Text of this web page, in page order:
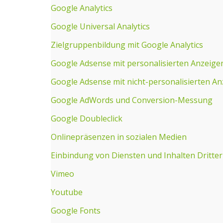
Google Analytics
Google Universal Analytics
Zielgruppenbildung mit Google Analytics
Google Adsense mit personalisierten
Google Adsense mit nicht-personalisierten
Google AdWords und Conversion-Messung
Google Doubleclick
Onlinepräsenzen in sozialen Medien
Einbindung von Diensten und Inhalten Dritter
Vimeo
Youtube
Google Fonts